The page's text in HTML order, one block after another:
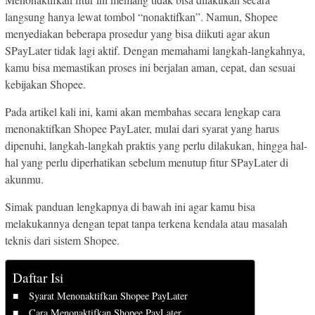
langsung hanya lewat tombol “nonaktifkan”. Namun, Shopee
menyediakan beberapa prosedur yang bisa diikuti agar akun
SPayLater tidak lagi aktif. Dengan memahami langkah-langkahnya,
kamu bisa memastikan proses ini berjalan aman, cepat, dan sesuai
kebijakan Shopee.
Pada artikel kali ini, kami akan membahas secara lengkap cara
menonaktifkan Shopee PayLater, mulai dari syarat yang harus
dipenuhi, langkah-langkah praktis yang perlu dilakukan, hingga hal-
hal yang perlu diperhatikan sebelum menutup fitur SPayLater di
akunmu.
Simak panduan lengkapnya di bawah ini agar kamu bisa
melakukannya dengan tepat tanpa terkena kendala atau masalah
teknis dari sistem Shopee.
Daftar Isi
Syarat Menonaktifkan Shopee PayLater